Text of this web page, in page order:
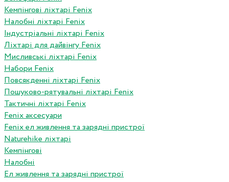
Кемпінгові ліхтарі Fenix
Налобні ліхтарі Fenix
Індустріальні ліхтарі Fenix
Ліхтарі для дайвінгу Fenix
Мисливські ліхтарі Fenix
Набори Fenix
Повсякденні ліхтарі Fenix
Пошуково-рятувальні ліхтарі Fenix
Тактичні ліхтарі Fenix
Fenix аксесуари
Fenix ел живлення та зарядні пристрої
Naturehike ліхтарі
Кемпінгові
Налобні
Ел живлення та зарядні пристрої